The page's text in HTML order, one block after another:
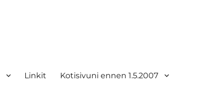
Linkit Kotisivuni ennen 1.5.2007